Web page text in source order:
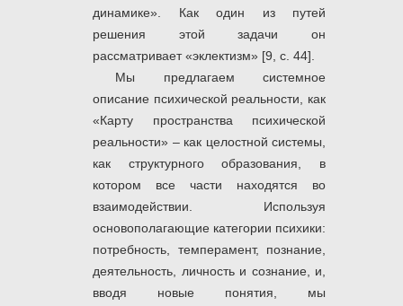
динамике». Как один из путей
решения этой задачи он
рассматривает «эклектизм» [9, с. 44].
Мы предлагаем системное
описание психической реальности, как
«Карту пространства психической
реальности» – как целостной системы,
как структурного образования, в
котором все части находятся во
взаимодействии. Используя
основополагающие категории психики:
потребность, темперамент, познание,
деятельность, личность и сознание, и,
вводя новые понятия, мы